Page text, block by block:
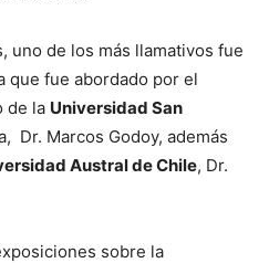
uno de los más llamativos fue
que fue abordado por el
de la Universidad San
Dr. Marcos Godoy, además
Austral de Chile, Dr.
sobre la